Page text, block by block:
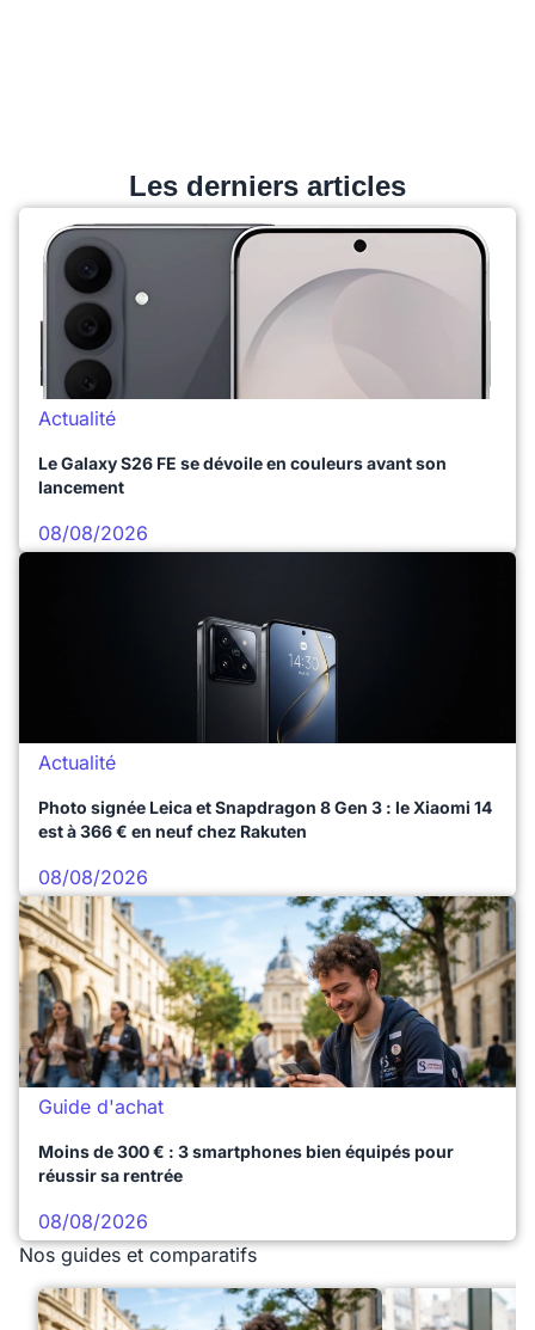
Les derniers articles
Actualité
Le Galaxy S26 FE se dévoile en couleurs avant son
lancement
08/08/2026
Actualité
Photo signée Leica et Snapdragon 8 Gen 3 : le Xiaomi 14
est à 366 € en neuf chez Rakuten
08/08/2026
Guide d'achat
Moins de 300 € : 3 smartphones bien équipés pour
réussir sa rentrée
08/08/2026
Nos guides et comparatifs